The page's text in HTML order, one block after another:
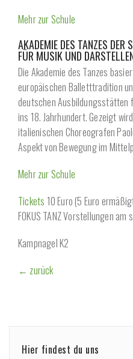
Mehr zur Schule
AKADEMIE DES TANZES
FÜR MUSIK UND
Die Akademie des Tanzes
europäischen Balletttradition
deutschen Ausbildungsstätten
ins 18. Jahrhundert. Gezeigt
italienischen Choreografen
Aspekt von Bewegung im
Mehr zur Schule
Tickets 10 Euro (5 Euro
FOKUS TANZ Vorstellungen am
Kampnagel K2
← zurück
Hier findest du uns